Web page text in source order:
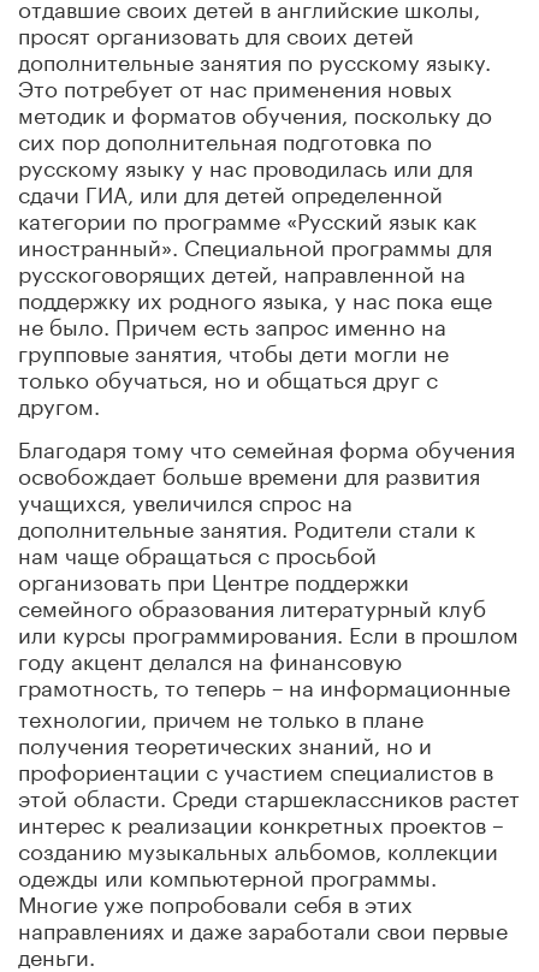
просят организовать для своих детей
дополнительные занятия по русскому языку.
Это потребует от нас применения новых
методик и форматов обучения, поскольку до
сих пор дополнительная подготовка по
русскому языку у нас проводилась или для
сдачи ГИА, или для детей определенной
категории по программе «Русский язык как
иностранный». Специальной программы для
русскоговорящих детей, направленной на
поддержку их родного языка, у нас пока еще
не было. Причем есть запрос именно на
групповые занятия, чтобы дети могли не
только обучаться, но и общаться друг с
другом.
Благодаря тому что семейная форма обучения
освобождает больше времени для развития
учащихся, увеличился спрос на
дополнительные занятия. Родители стали к
нам чаще обращаться с просьбой
организовать при Центре поддержки
семейного образования литературный клуб
или курсы программирования. Если в прошлом
году акцент делался на финансовую
грамотность, то теперь – на информационные
технологии, причем не только в плане
получения теоретических знаний, но и
профориентации с участием специалистов в
этой области. Cреди старшеклассников растет
интерес к реализации конкретных проектов –
созданию музыкальных альбомов, коллекции
одежды или компьютерной программы.
Многие уже попробовали себя в этих
направлениях и даже заработали свои первые
деньги.